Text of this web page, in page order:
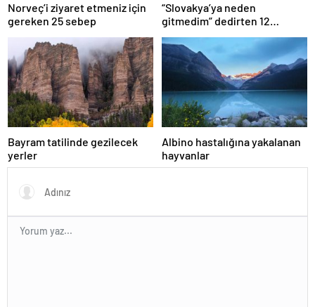
Norveç’i ziyaret etmeniz için
gereken 25 sebep
“Slovakya’ya neden
gitmedim” dedirten 12
fotoğraf
Bayram tatilinde gezilecek
yerler
Albino hastalığına yakalanan
hayvanlar